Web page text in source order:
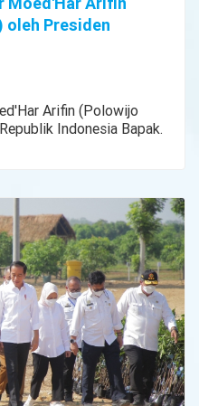
oleh Presiden
Arifin (Polowijo
Indonesia Bapak.